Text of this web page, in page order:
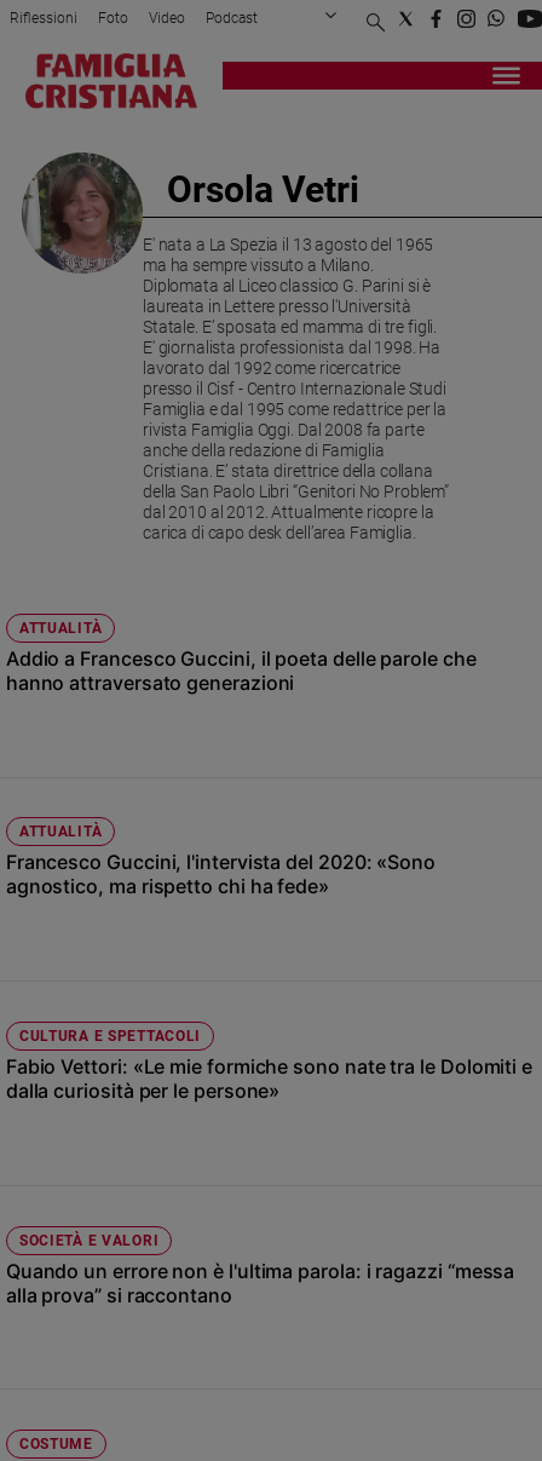
Attualità
Cronaca
Politica
Mondo
Economia
Fede
e
spiritualità
Parola
del
giorno
Società
e
valori
Ambiente
Aziende
di
valore
Diversità
Riflessioni Foto Video Podcast
Privacy Policy Chi siamo
Registrati Redazione
Orsola Vetri
E' nata a La Spezia il 13 agosto del 1965
ma ha sempre vissuto a Milano.
Diplomata al Liceo classico G. Parini si è
laureata in Lettere presso l'Università
Statale. E’ sposata ed mamma di tre figli.
E' giornalista professionista dal 1998. Ha
lavorato dal 1992 come ricercatrice
presso il Cisf - Centro Internazionale Studi
Famiglia e dal 1995 come redattrice per la
rivista Famiglia Oggi. Dal 2008 fa parte
anche della redazione di Famiglia
Cristiana. E’ stata direttrice della collana
della San Paolo Libri “Genitori No Problem”
dal 2010 al 2012. Attualmente ricopre la
carica di capo desk dell’area Famiglia.
ATTUALITÀ
Addio a Francesco Guccini, il poeta delle parole che
hanno attraversato generazioni
ATTUALITÀ
Francesco Guccini, l'intervista del 2020: «Sono
agnostico, ma rispetto chi ha fede»
CULTURA E SPETTACOLI
Fabio Vettori: «Le mie formiche sono nate tra le Dolomiti e
dalla curiosità per le persone»
SOCIETÀ E VALORI
Quando un errore non è l'ultima parola: i ragazzi “messa
alla prova” si raccontano
COSTUME